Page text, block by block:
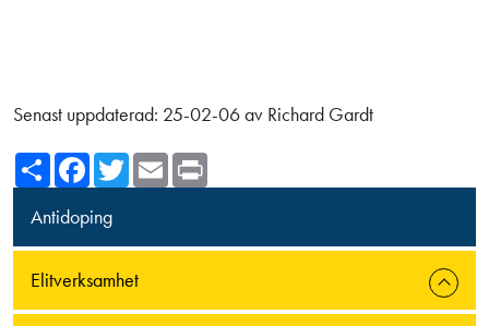
Antidoping
Elitverksamhet
Senast uppdaterad: 25-02-06av Richard Gardt
ShareFacebook
TwitterEmail